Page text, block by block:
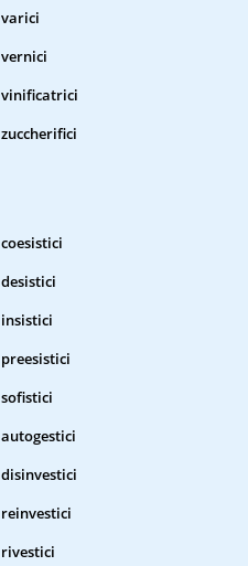
varici
vernici
vinificatrici
zuccherifici
coesistici
desistici
insistici
preesistici
sofistici
autogestici
disinvestici
reinvestici
rivestici